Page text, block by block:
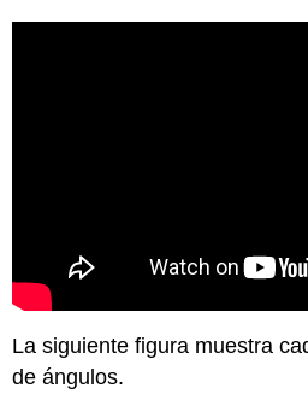
La siguiente figura muestra
de ángulos.